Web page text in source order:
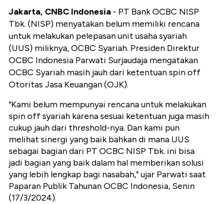
Jakarta, CNBC Indonesia - PT Bank OCBC NISP
Tbk. (NISP) menyatakan belum memiliki rencana
untuk melakukan pelepasan unit usaha syariah
(UUS) miliknya, OCBC Syariah. Presiden Direktur
OCBC Indonesia Parwati Surjaudaja mengatakan
OCBC Syariah masih jauh dari ketentuan spin off
Otoritas Jasa Keuangan (OJK).
"Kami belum mempunyai rencana untuk melakukan
spin off syariah karena sesuai ketentuan juga masih
cukup jauh dari threshold-nya. Dan kami pun
melihat sinergi yang baik bahkan di mana UUS
sebagai bagian dari PT OCBC NISP Tbk. ini bisa
jadi bagian yang baik dalam hal memberikan solusi
yang lebih lengkap bagi nasabah," ujar Parwati saat
Paparan Publik Tahunan OCBC Indonesia, Senin
(17/3/2024).